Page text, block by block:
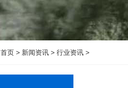
首页 > 新闻资讯 > 行业资讯 >